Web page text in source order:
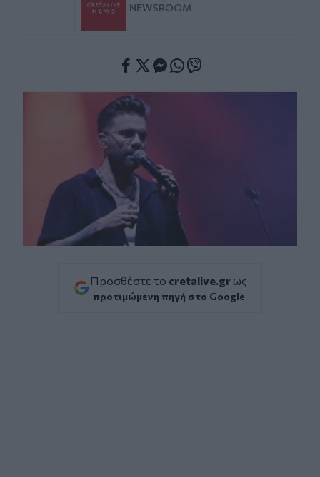
NEWSROOM
Προσθέστε το cretalive.gr ως
προτιμώμενη πηγή στο Google